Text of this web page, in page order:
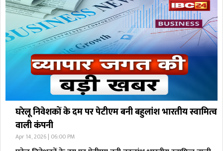
घरेलू निवेशकों के दम पर पेटीएम बनी बहुलांश भारतीय स्वामित्व
वाली कंपनी
Apr 14, 2026 | 06:00 PM